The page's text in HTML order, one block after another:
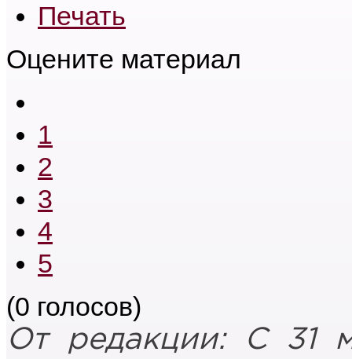
Печать
Оцените материал
1
2
3
4
5
(0 голосов)
От редакции: С 31